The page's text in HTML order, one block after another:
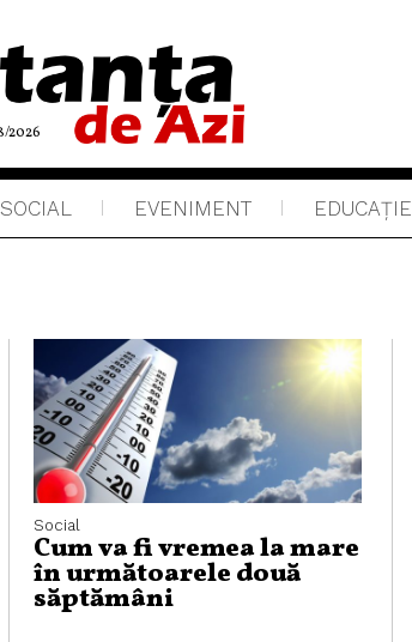
2026
SOCIAL EVENIMENT EDUCAŢIE
Social
Cum va fi vremea la mare
în următoarele două
săptămâni